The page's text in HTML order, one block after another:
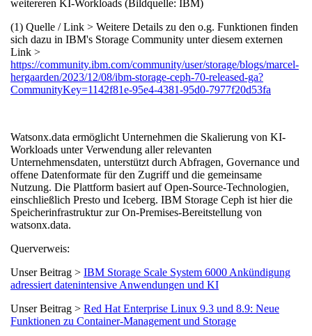
weitereren KI-Workloads (Bildquelle: IBM)
(1) Quelle / Link > Weitere Details zu den o.g. Funktionen finden
sich dazu in IBM's Storage Community unter diesem externen
Link >
https://community.ibm.com/community/user/storage/blogs/marcel-
hergaarden/2023/12/08/ibm-storage-ceph-70-released-ga?
CommunityKey=1142f81e-95e4-4381-95d0-7977f20d53fa
Watsonx.data ermöglicht Unternehmen die Skalierung von KI-
Workloads unter Verwendung aller relevanten
Unternehmensdaten, unterstützt durch Abfragen, Governance und
offene Datenformate für den Zugriff und die gemeinsame
Nutzung. Die Plattform basiert auf Open-Source-Technologien,
einschließlich Presto und Iceberg. IBM Storage Ceph ist hier die
Speicherinfrastruktur zur On-Premises-Bereitstellung von
watsonx.data.
Querverweis:
Unser Beitrag > IBM Storage Scale System 6000 Ankündigung
adressiert datenintensive Anwendungen und KI
Unser Beitrag > Red Hat Enterprise Linux 9.3 und 8.9: Neue
Funktionen zu Container-Management und Storage